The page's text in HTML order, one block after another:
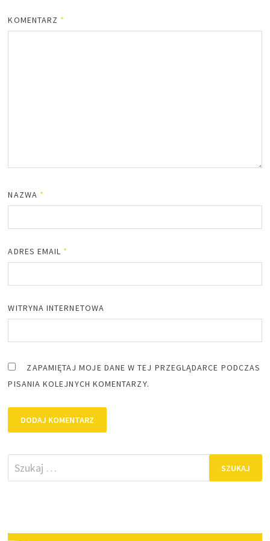
KOMENTARZ *
NAZWA *
ADRES EMAIL *
WITRYNA INTERNETOWA
ZAPAMIĘTAJ MOJE DANE W TEJ PRZEGLĄDARCE PODCZAS
PISANIA KOLEJNYCH KOMENTARZY.
Szukaj: